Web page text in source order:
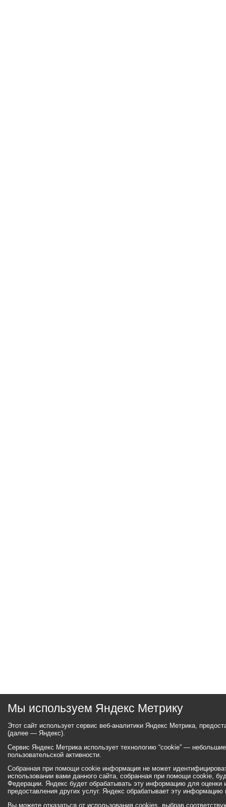
Мы используем Яндекс Метрику
Этот сайт использует сервис веб-аналитики Яндекс Метрика,
(далее — Яндекс).
Сервис Яндекс Метрика использует технологию “cookie” —
пользовательской активности.
Собранная при помощи cookie информация не может
использовании вами данного сайта, собранная при помощи cookie,
Федерации. Яндекс будет обрабатывать эту информацию для оценки
предоставления других услуг. Яндекс обрабатывает эту
Вы можете отказаться от использования cookies, выбрав